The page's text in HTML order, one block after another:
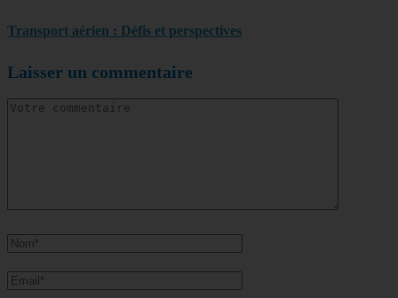
Transport aérien : Défis et perspectives
Laisser un commentaire